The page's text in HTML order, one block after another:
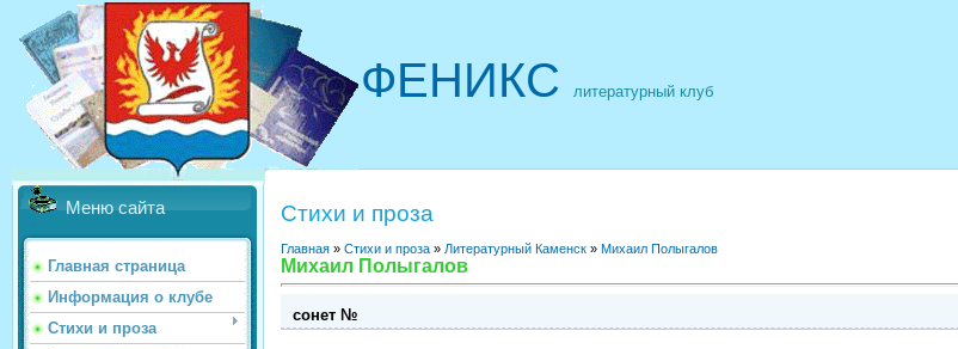
ФЕНИКС литературный клуб
Меню сайта
Главная страница
Информация о клубе
Стихи и проза
Стихи и проза
Главная » Стихи и проза » Литературный Каменск » Михаил Полыгалов
Михаил Полыгалов
сонет №